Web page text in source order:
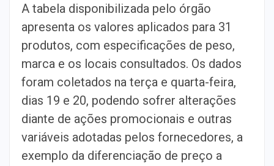
A tabela disponibilizada pelo órgão
apresenta os valores aplicados para 31
produtos, com especificações de peso,
marca e os locais consultados. Os dados
foram coletados na terça e quarta-feira,
dias 19 e 20, podendo sofrer alterações
diante de ações promocionais e outras
variáveis adotadas pelos fornecedores, a
exemplo da diferenciação de preço a